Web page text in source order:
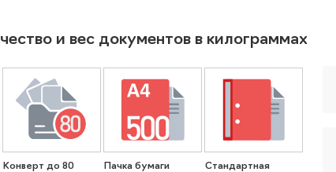
и вес документов в килограммах
Конверт до 80
Пачка бумаги
Стандартная